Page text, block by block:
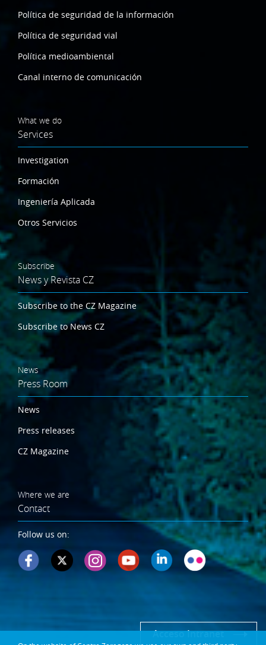
Política de seguridad de la información
Política de seguridad vial
Política medioambiental
Canal interno de comunicación
What we do
Services
Investigation
Formación
Ingeniería Aplicada
Otros Servicios
Subscribe
News y Revista CZ
Subscribe to the CZ Magazine
Subscribe to News CZ
News
Press Room
News
Press releases
CZ Magazine
Where we are
Contact
Follow us on:
Acceso Intranet